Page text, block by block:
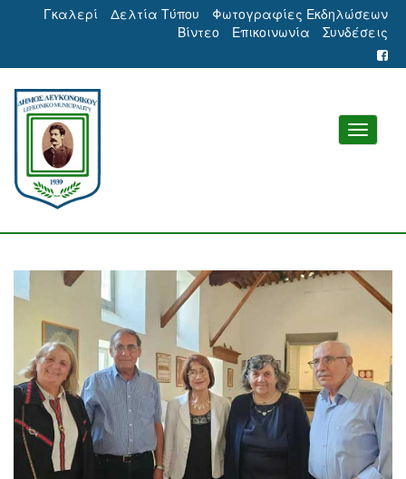
Γκαλερί Δελτία Τύπου
Φωτογραφίες Εκδηλώσεων
Βίντεο
Επικοινωνία Συνδέσεις